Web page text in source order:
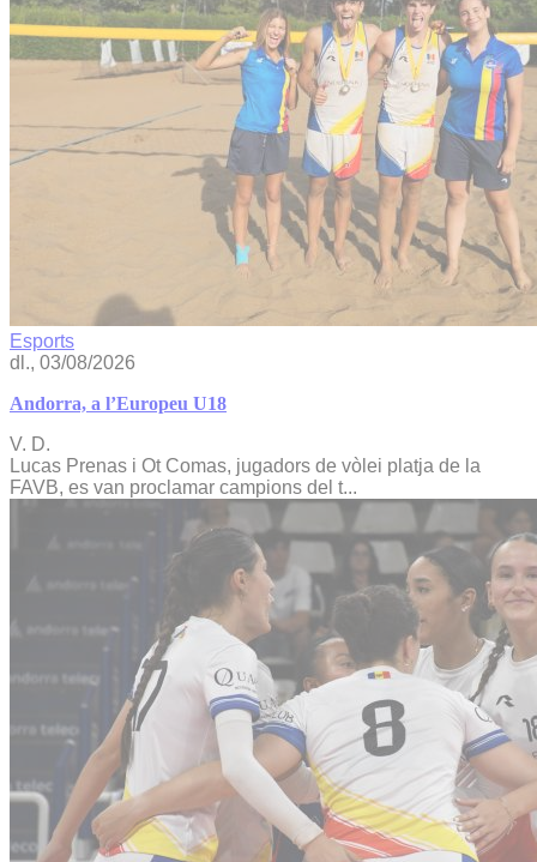
Esports
dl., 03/08/2026
Andorra, a l’Europeu U18
V. D.
Lucas Prenas i Ot Comas, jugadors de vòlei platja de la
FAVB, es van proclamar campions del t...